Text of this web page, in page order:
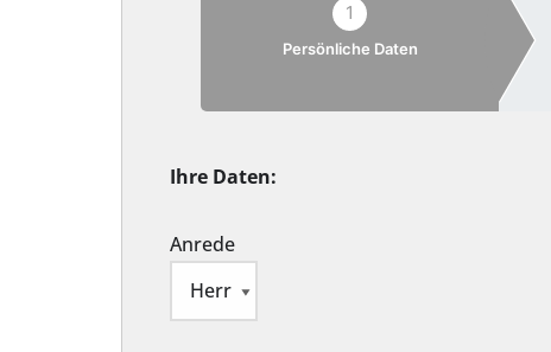
1
Persönliche Daten
Ihre Daten:
Anrede